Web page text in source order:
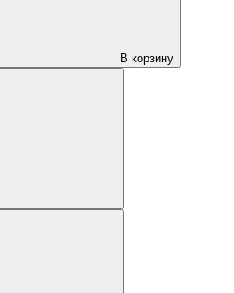
В корзину